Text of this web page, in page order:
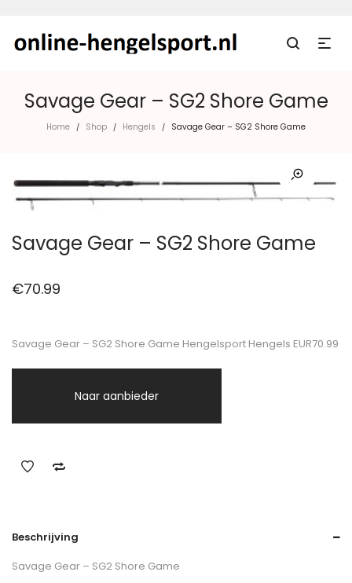
Savage Gear – SG2 Shore Game
Home / Shop / Hengels / Savage Gear – SG2 Shore Game
Savage Gear – SG2 Shore Game
€70.99
Savage Gear – SG2 Shore Game Hengelsport Hengels EUR70.99
Naar aanbieder
Beschrijving
Savage Gear – SG2 Shore Game